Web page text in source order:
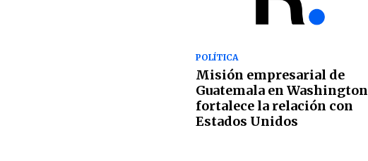
POLÍTICA
Misión empresarial de
Guatemala en Washington
fortalece la relación con
Estados Unidos